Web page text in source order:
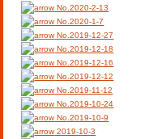
お問合せ
No.2020-2-13
No.2020-1-7
No.2019-12-27
No.2019-12-18
No.2019-12-16
No.2019-12-12
No.2019-11-12
No.2019-10-24
No.2019-10-9
2019-10-3